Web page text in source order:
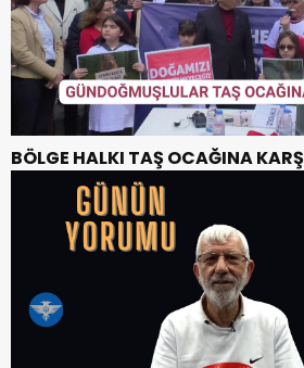
BÖLGE HALKI TAŞ OCAĞINA